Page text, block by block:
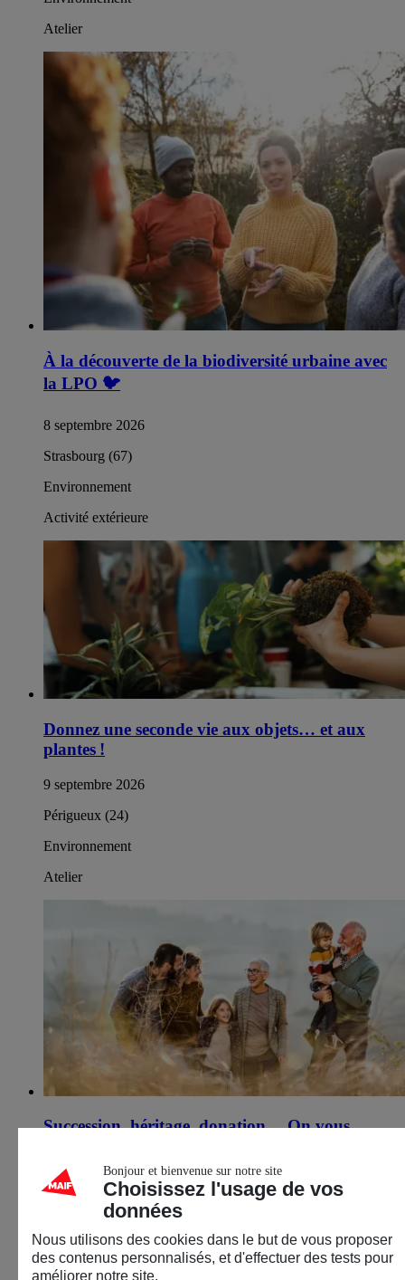
Atelier
À la découverte de la biodiversité urbaine avec
la LPO 🐦
8 septembre 2026
Strasbourg (67)
Environnement
Activité extérieure
Donnez une seconde vie aux objets… et aux
plantes !
9 septembre 2026
Périgueux (24)
Environnement
Atelier
Succession, héritage, donation… On vous
15 septembre 2026
Thionville (57)
Épargne
Décryptage & infos
Bonjour et bienvenue sur notre site
Choisissez l'usage de vos
données
Nous utilisons des cookies dans le but de vous proposer
des contenus personnalisés, et d'effectuer des tests pour
améliorer notre site.